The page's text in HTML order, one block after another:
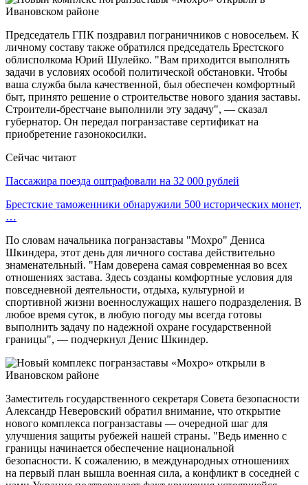
Председатель ГПК поздравил пограничников с новосельем. К
личному составу также обратился председатель Брестского
облисполкома Юрий Шулейко. "Вам приходится выполнять
задачи в условиях особой политической обстановки. Чтобы
ваша служба была качественной, был обеспечен комфортный
быт, принято решение о строительстве нового здания заставы.
Строители-брестчане выполнили эту задачу", — сказал
губернатор. Он передал погранзаставе сертификат на
приобретение газонокосилки.
Сейчас читают
Пассажира поезда оштрафовали на 32 000 рублей
Брестские таможенники обнаружили 500 исторических монет,
…
По словам начальника погранзаставы "Мохро" Дениса
Шкиндера, этот день для личного состава действительно
знаменательный. "Нам доверена самая современная во всех
отношениях застава. Здесь созданы комфортные условия для
повседневной деятельности, отдыха, культурной и
спортивной жизни военнослужащих нашего подразделения. В
любое время суток, в любую погоду мы всегда готовы
выполнить задачу по надежной охране государственной
границы", — подчеркнул Денис Шкиндер.
Заместитель государственного секретаря Совета безопасности
Александр Неверовский обратил внимание, что открытие
нового комплекса погранзаставы — очередной шаг для
улучшения защиты рубежей нашей страны. "Ведь именно с
границы начинается обеспечение национальной
безопасности. К сожалению, в международных отношениях
на первый план вышла военная сила, а конфликт в соседней с